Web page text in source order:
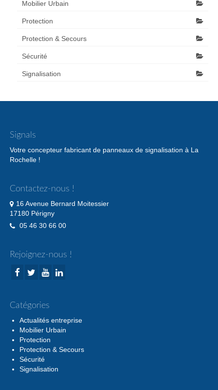
Mobilier Urbain
Protection
Protection & Secours
Sécurité
Signalisation
Signals
Votre concepteur fabricant de panneaux de signalisation à La
Rochelle !
Contactez-nous !
16 Avenue Bernard Moitessier
17180 Périgny
05 46 30 66 00
Rejoignez-nous !
Catégories
Actualités entreprise
Mobilier Urbain
Protection
Protection & Secours
Sécurité
Signalisation